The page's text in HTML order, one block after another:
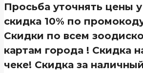
Просьба уточнять цены
скидка 10% по
Скидки по всем
картам города ! Скидка
чеке! Скидка за